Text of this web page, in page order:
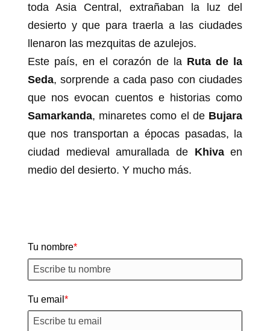
toda Asia Central, extrañaban la luz del
desierto y que para traerla a las ciudades
llenaron las mezquitas de azulejos.
Este país, en el corazón de la Ruta de la
Seda, sorprende a cada paso con ciudades
que nos evocan cuentos e historias como
Samarkanda, minaretes como el de Bujara
que nos transportan a épocas pasadas, la
ciudad medieval amurallada de Khivaen
medio del desierto. Y mucho más.
Tu nombre
Tu email